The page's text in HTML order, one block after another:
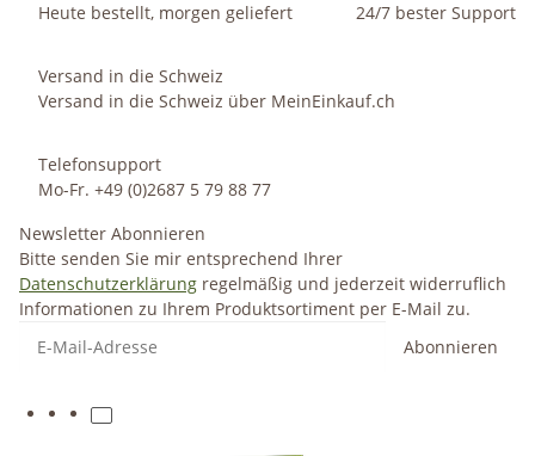
Heute bestellt, morgen geliefert
24/7 bester Support
Versand in die Schweiz
Versand in die Schweiz über MeinEinkauf.ch
Telefonsupport
Mo-Fr. +49 (0)2687 5 79 88 77
Newsletter Abonnieren
Bitte senden Sie mir entsprechend Ihrer
Datenschutzerklärung regelmäßig und jederzeit widerruflich
Informationen zu Ihrem Produktsortiment per E-Mail zu.
Abonnieren